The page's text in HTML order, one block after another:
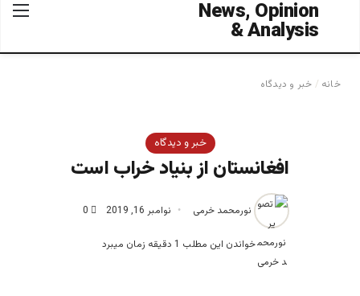
جستجو برای
خانه / خبر و دیدگاه
خبر و دیدگاه
افغانستان از بنیاد خراب است
نورمحمد خرمی نوامبر 16, 2019 0
خواندن این مطلب 1 دقیقه زمان میبرد